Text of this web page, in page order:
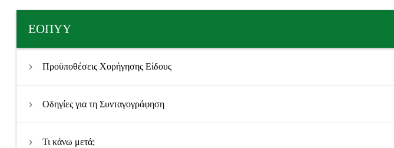
ΕΟΠΥΥ
Προϋποθέσεις Χορήγησης Είδους
Οδηγίες για τη Συνταγογράφηση
Τι κάνω μετά;